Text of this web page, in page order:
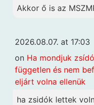
Akkor ő is az
2026.08.07. at 17:03
on Ha mondjuk
független és nem
eljárt volna ellenük
ha zsidók lettek